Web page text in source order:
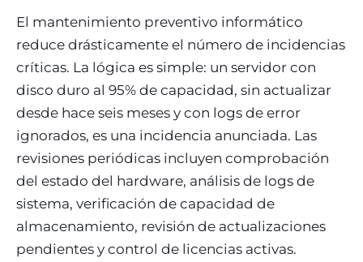
El mantenimiento preventivo informático
reduce drásticamente el número de incidencias
críticas. La lógica es simple: un servidor con
disco duro al 95% de capacidad, sin actualizar
desde hace seis meses y con logs de error
ignorados, es una incidencia anunciada. Las
revisiones periódicas incluyen comprobación
del estado del hardware, análisis de logs de
sistema, verificación de capacidad de
almacenamiento, revisión de actualizaciones
pendientes y control de licencias activas.